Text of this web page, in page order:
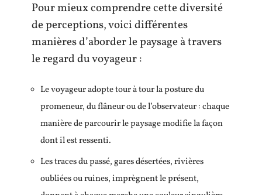
Pour mieux comprendre cette diversité
de perceptions, voici différentes
manières d’aborder le paysage à travers
le regard du voyageur :
Le voyageur adopte tour à tour la posture du
promeneur, du flâneur ou de l’observateur : chaque
manière de parcourir le paysage modifie la façon
dont il est ressenti.
Les traces du passé, gares désertées, rivières
oubliées ou ruines, imprègnent le présent,